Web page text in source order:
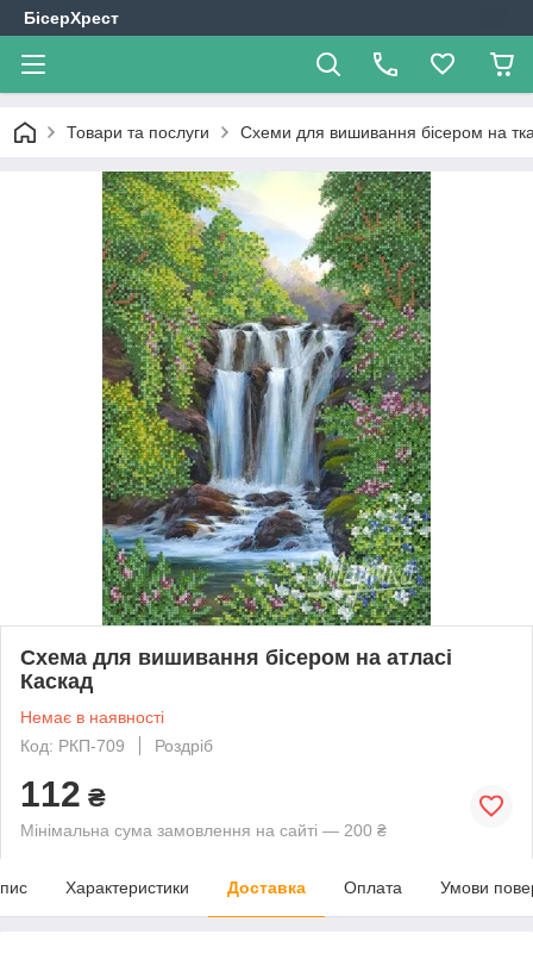
БісерХрест
Товари та послуги Схеми для вишивання бісером на
Схема для вишивання бісером на атласі
Каскад
Немає в наявності
Код: РКП-709
Роздріб
112 ₴
Мінімальна сума замовлення на сайті — 200 ₴
Характеристики Доставка Оплата Умови